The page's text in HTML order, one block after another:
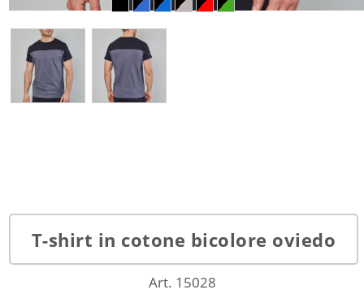
T-shirt in cotone bicolore oviedo
Art. 15028